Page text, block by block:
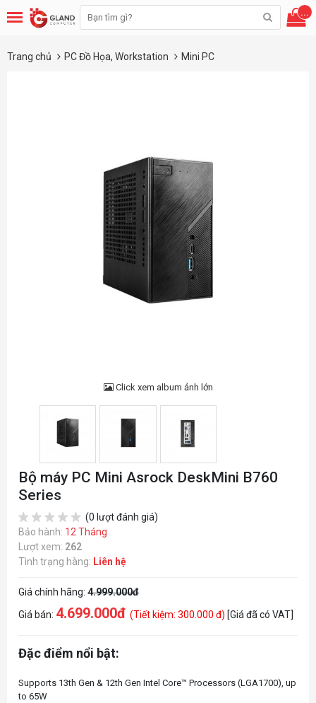
...
Trang chủ PC Đồ Họa, Workstation Mini PC
Click xem album ảnh lớn
Bộ máy PC Mini Asrock DeskMini B760
Series
(0 lượt đánh giá)
Bảo hành: 12 Tháng
Lượt xem: 262
Tình trạng hàng: Liên hệ
Giá chính hãng: 4.999.000đ
Giá bán: 4.699.000đ (Tiết kiệm: 300.000 đ) [Giá đã có VAT]
Đặc điểm nổi bật:
Supports 13th Gen & 12th Gen Intel Core™ Processors (LGA1700), up
to 65W